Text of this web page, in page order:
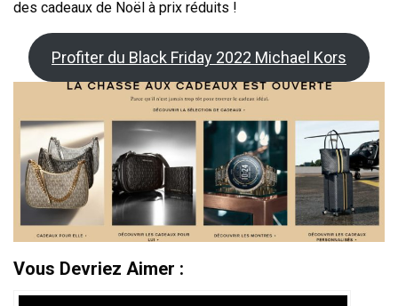
des cadeaux de Noël à prix réduits !
Profiter du Black Friday 2022 Michael Kors
Vous Devriez Aimer :